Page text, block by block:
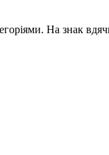
На знак